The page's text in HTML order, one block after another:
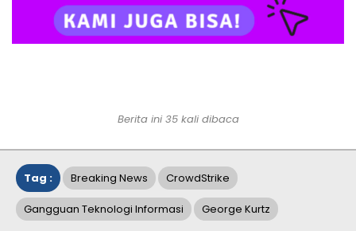
Berita ini 35 kali dibaca
Tag : Breaking News CrowdStrike
Gangguan Teknologi Informasi George Kurtz